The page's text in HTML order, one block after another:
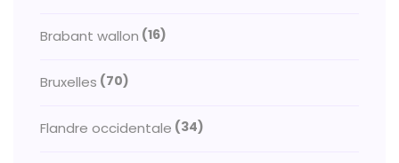
Brabant wallon (16)
Bruxelles (70)
Flandre occidentale (34)